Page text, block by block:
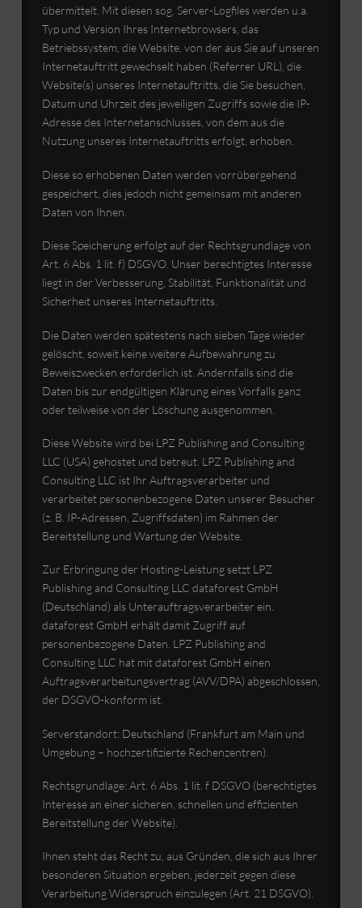
übermittelt. Mit diesen sog. Server-Logfiles werden u.a.
Typ und Version Ihres Internetbrowsers, das
Betriebssystem, die Website, von der aus Sie auf unseren
Internetauftritt gewechselt haben (Referrer URL), die
Website(s) unseres Internetauftritts, die Sie besuchen,
Datum und Uhrzeit des jeweiligen Zugriffs sowie die IP-
Adresse des Internetanschlusses, von dem aus die
Nutzung unseres Internetauftritts erfolgt, erhoben.
Diese so erhobenen Daten werden vorrübergehend
gespeichert, dies jedoch nicht gemeinsam mit anderen
Daten von Ihnen.
Diese Speicherung erfolgt auf der Rechtsgrundlage von
Art. 6 Abs. 1 lit. f) DSGVO. Unser berechtigtes Interesse
liegt in der Verbesserung, Stabilität, Funktionalität und
Sicherheit unseres Internetauftritts.
Die Daten werden spätestens nach sieben Tage wieder
gelöscht, soweit keine weitere Aufbewahrung zu
Beweiszwecken erforderlich ist. Andernfalls sind die
Daten bis zur endgültigen Klärung eines Vorfalls ganz
oder teilweise von der Löschung ausgenommen.
Diese Website wird bei LPZ Publishing and Consulting
LLC (USA) gehostet und betreut. LPZ Publishing and
Consulting LLC ist Ihr Auftragsverarbeiter und
verarbeitet personenbezogene Daten unserer Besucher
(z. B. IP-Adressen, Zugriffsdaten) im Rahmen der
Bereitstellung und Wartung der Website.
Zur Erbringung der Hosting-Leistung setzt LPZ
Publishing and Consulting LLC dataforest GmbH
(Deutschland) als Unterauftragsverarbeiter ein.
dataforest GmbH erhält damit Zugriff auf
personenbezogene Daten. LPZ Publishing and
Consulting LLC hat mit dataforest GmbH einen
Auftragsverarbeitungsvertrag (AVV/DPA) abgeschlossen,
der DSGVO-konform ist.
Serverstandort: Deutschland (Frankfurt am Main und
Umgebung – hochzertifizierte Rechenzentren).
Rechtsgrundlage: Art. 6 Abs. 1 lit. f DSGVO (berechtigtes
Interesse an einer sicheren, schnellen und effizienten
Bereitstellung der Website).
Ihnen steht das Recht zu, aus Gründen, die sich aus Ihrer
besonderen Situation ergeben, jederzeit gegen diese
Verarbeitung Widerspruch einzulegen (Art. 21 DSGVO).